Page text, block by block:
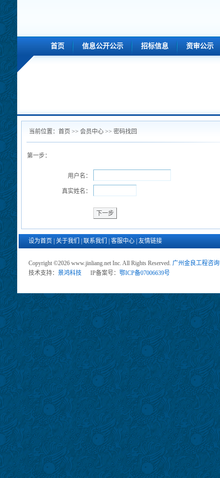
首页 信息公开公示 招标信息 资审公示
当前位置： 首页 >> 会员中心 >> 密码找回
第一步：
用户名：
真实姓名：
设为首页 关于我们 联系我们 客服中心 友情链接
Copyright ©2026 www.jinliang.net Inc. All Rights Reserved. 广州金良工程咨
技术支持： 景鸿科技 IP备案号： 鄂ICP备07006639号